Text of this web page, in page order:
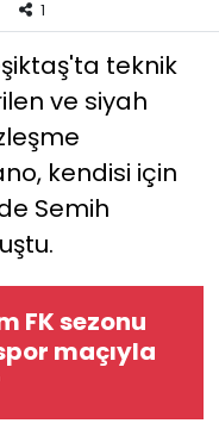
1
teknik
ve siyah
kendisi için
Semih
FK sezonu
maçıyla